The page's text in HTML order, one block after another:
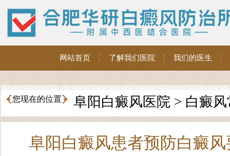
网站首页 了解我们医院 我们的医生
您现在的位置 阜阳白癜风医院 > 白癜
阜阳白癜风患者预防白癜